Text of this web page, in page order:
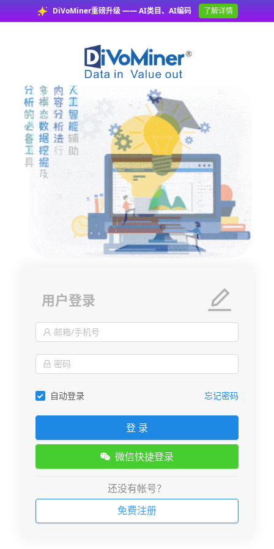
DiVoMiner重磅升级 —— AI类目、AI编码 了解详情
用户登录
自动登录 忘记密码
登 录
微信快捷登录
还没有帐号？
免费注册